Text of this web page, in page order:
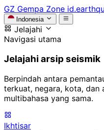
GZ Gempa Zone
Indonesia
Jelajahi
Navigasi utama
Jelajahi arsip seismik
Berpindah antara
terkuat, negara, kota, dan
multibahasa yang sama.
Ikhtisar